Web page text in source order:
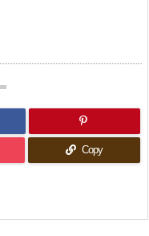
Copy